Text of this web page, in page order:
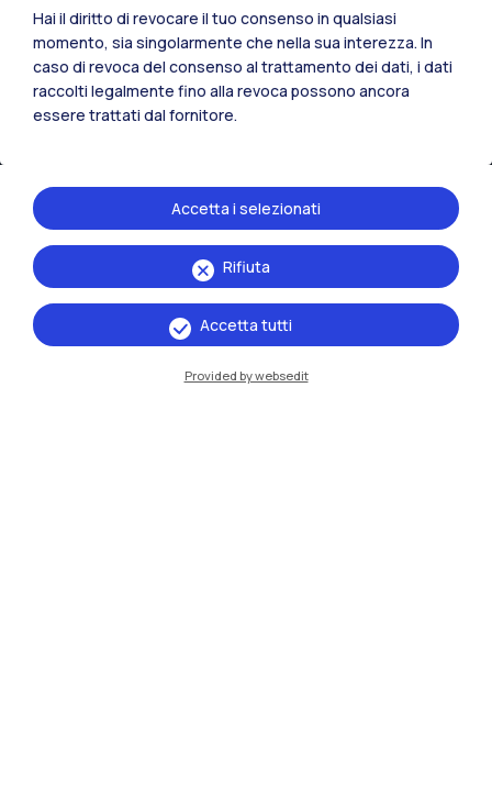
Sedi
Milano Leonardo
Milano Bovisa
Lecco
Mantova
Piacenza
Hai il diritto di revocare il tuo consenso in qualsiasi
momento, sia singolarmente che nella sua interezza. In
caso di revoca del consenso al trattamento dei dati, i dati
raccolti legalmente fino alla revoca possono ancora
essere trattati dal fornitore.
Rifiuta
Accetta i selezionati
Accetta tutti
Provided by websedit